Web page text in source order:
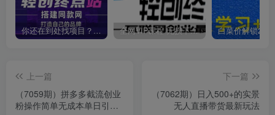
你还在到处找项目？还在当韭菜？我靠卖项目一个月收入5万+，曾经我也是个失败者。 全网VIP课程 无损下载~
上一篇
（7059期）拼多多截流创业
粉操作简单无成本单日引流
下一篇
（7062期）日入500+的实景
无人直播带货最新玩法